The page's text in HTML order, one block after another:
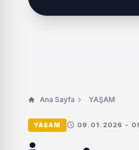
Ana Sayfa YAŞAM
YAŞAM 09.01.2026 -